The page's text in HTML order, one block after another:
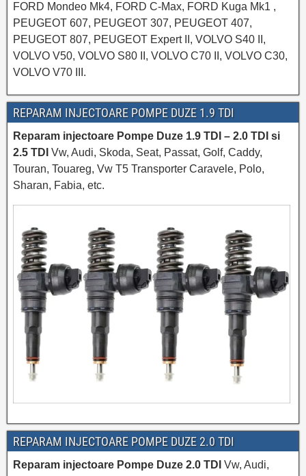
FORD Mondeo Mk4, FORD C-Max, FORD Kuga Mk1 ,
PEUGEOT 607, PEUGEOT 307, PEUGEOT 407,
PEUGEOT 807, PEUGEOT Expert II, VOLVO S40 II,
VOLVO V50, VOLVO S80 II, VOLVO C70 II, VOLVO C30,
VOLVO V70 III.
REPARAM INJECTOARE POMPE DUZE 1.9 TDI
Reparam injectoare Pompe Duze 1.9 TDI – 2.0 TDI si
2.5 TDI Vw, Audi, Skoda, Seat, Passat, Golf, Caddy,
Touran, Touareg, Vw T5 Transporter Caravele, Polo,
Sharan, Fabia, etc.
REPARAM INJECTOARE POMPE DUZE 2.0 TDI
Reparam injectoare Pompe Duze 2.0 TDI Vw, Audi,